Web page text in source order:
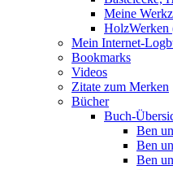
Meine
Mein Internet-
Bookmarks
Videos
Zitate zum Merken
Bücher
Buch-
Ben
Ben
Ben